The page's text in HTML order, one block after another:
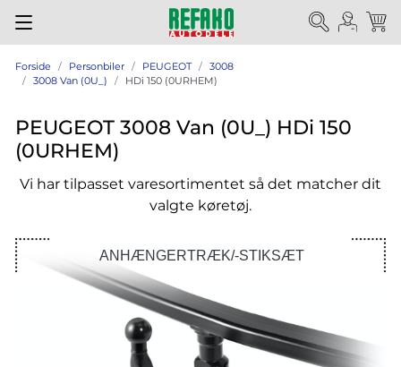
Forside Personbiler PEUGEOT
3008
3008 Van (0U_)
HDi 150 (0URHEM)
PEUGEOT 3008 Van (0U_) HDi 150
(0URHEM)
Vi har tilpasset varesortimentet så det matcher dit
valgte køretøj.
ANHÆNGERTRÆK/-STIKSÆT